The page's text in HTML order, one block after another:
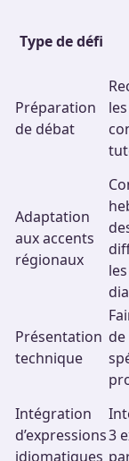
Type de défi
Préparation
de débat
Adaptation
aux accents
régionaux
Présentation
technique
Intégration
d’expressions
idiomatiques
3